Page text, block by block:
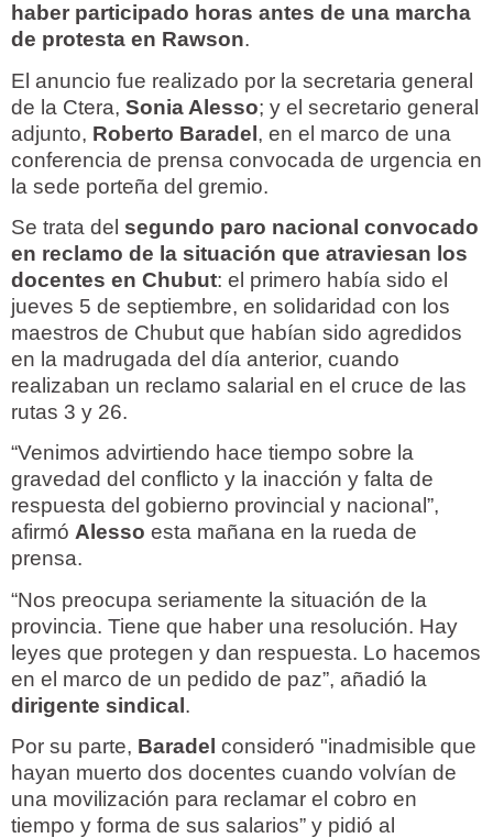
haber participado horas antes de una marcha
de protesta en Rawson.
El anuncio fue realizado por la secretaria general
de la Ctera, Sonia Alesso; y el secretario general
adjunto, Roberto Baradel, en el marco de una
conferencia de prensa convocada de urgencia en
la sede porteña del gremio.
Se trata del segundo paro nacional convocado
en reclamo de la situación que atraviesan los
docentes en Chubut: el primero había sido el
jueves 5 de septiembre, en solidaridad con los
maestros de Chubut que habían sido agredidos
en la madrugada del día anterior, cuando
realizaban un reclamo salarial en el cruce de las
rutas 3 y 26.
“Venimos advirtiendo hace tiempo sobre la
gravedad del conflicto y la inacción y falta de
respuesta del gobierno provincial y nacional”,
afirmó Alesso esta mañana en la rueda de
prensa.
“Nos preocupa seriamente la situación de la
provincia. Tiene que haber una resolución. Hay
leyes que protegen y dan respuesta. Lo hacemos
en el marco de un pedido de paz”, añadió la
dirigente sindical.
Por su parte, Baradel consideró "inadmisible que
hayan muerto dos docentes cuando volvían de
una movilización para reclamar el cobro en
tiempo y forma de sus salarios” y pidió al